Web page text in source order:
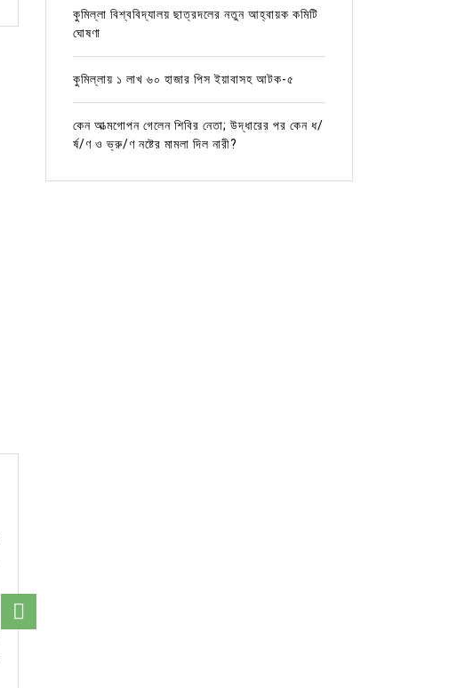
কুমিল্লা বিশ্ববিদ্যালয় ছাত্রদলের নতুন আহ্বায়ক কমিটি
ঘোষণা
কুমিল্লায় ১ লাখ ৬০ হাজার পিস ইয়াবাসহ আটক-৫
কেন আত্মগোপন গেলেন শিবির নেতা; উদ্ধারের পর কেন ধ/
র্ষ/ণ ও ভ্রু/ণ নষ্টের মামলা দিল নারী?